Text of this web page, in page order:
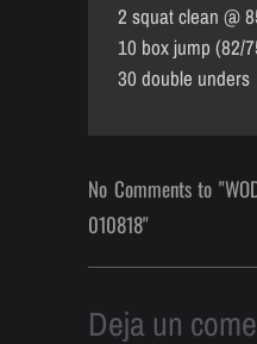
2 squat clean @
10 box jump (82/
30 double unders
No Comments to
010818"
Deja un